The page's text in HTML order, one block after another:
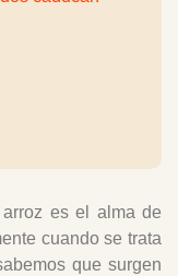
del arroz
es el alma de
cuando se trata
que surgen